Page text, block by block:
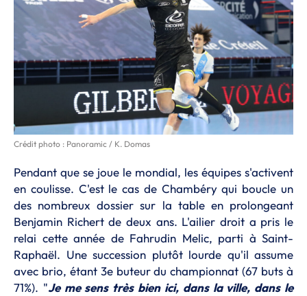
Crédit photo : Panoramic / K. Domas
Pendant que se joue le mondial, les équipes s'activent
en coulisse. C'est le cas de Chambéry qui boucle un
des nombreux dossier sur la table en prolongeant
Benjamin Richert de deux ans. L'ailier droit a pris le
relai cette année de Fahrudin Melic, parti à Saint-
Raphaël. Une succession plutôt lourde qu'il assume
avec brio, étant 3e buteur du championnat (67 buts à
71%). "Je me sens très bien ici, dans la ville, dans le